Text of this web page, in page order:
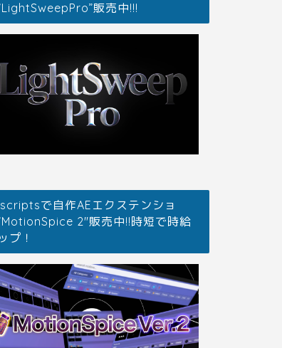
販売中!!!
で自作AEエクステンショ
2″販売中!!時短で時給
プ！